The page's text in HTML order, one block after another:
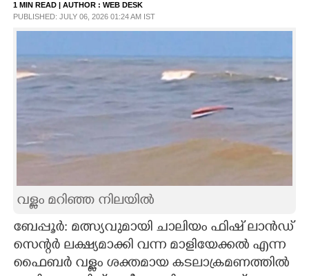
SPIRITUAL
INFO+
ART
ASTRO
CARTOONS
1 MIN READ | AUTHOR : WEB DESK
PUBLISHED: JULY 06, 2026 01:24 AM IST
വള്ളം മറിഞ്ഞ നിലയിൽ
ബേപ്പൂർ: മത്സ്യവുമായി ചാലിയം ഫിഷ് ലാൻഡ്
സെന്റർ ലക്ഷ്യമാക്കി വന്ന മാളിയേക്കൽ എന്ന
ഫൈബർ വള്ളം ശക്തമായ കടലാക്രമണത്തിൽ